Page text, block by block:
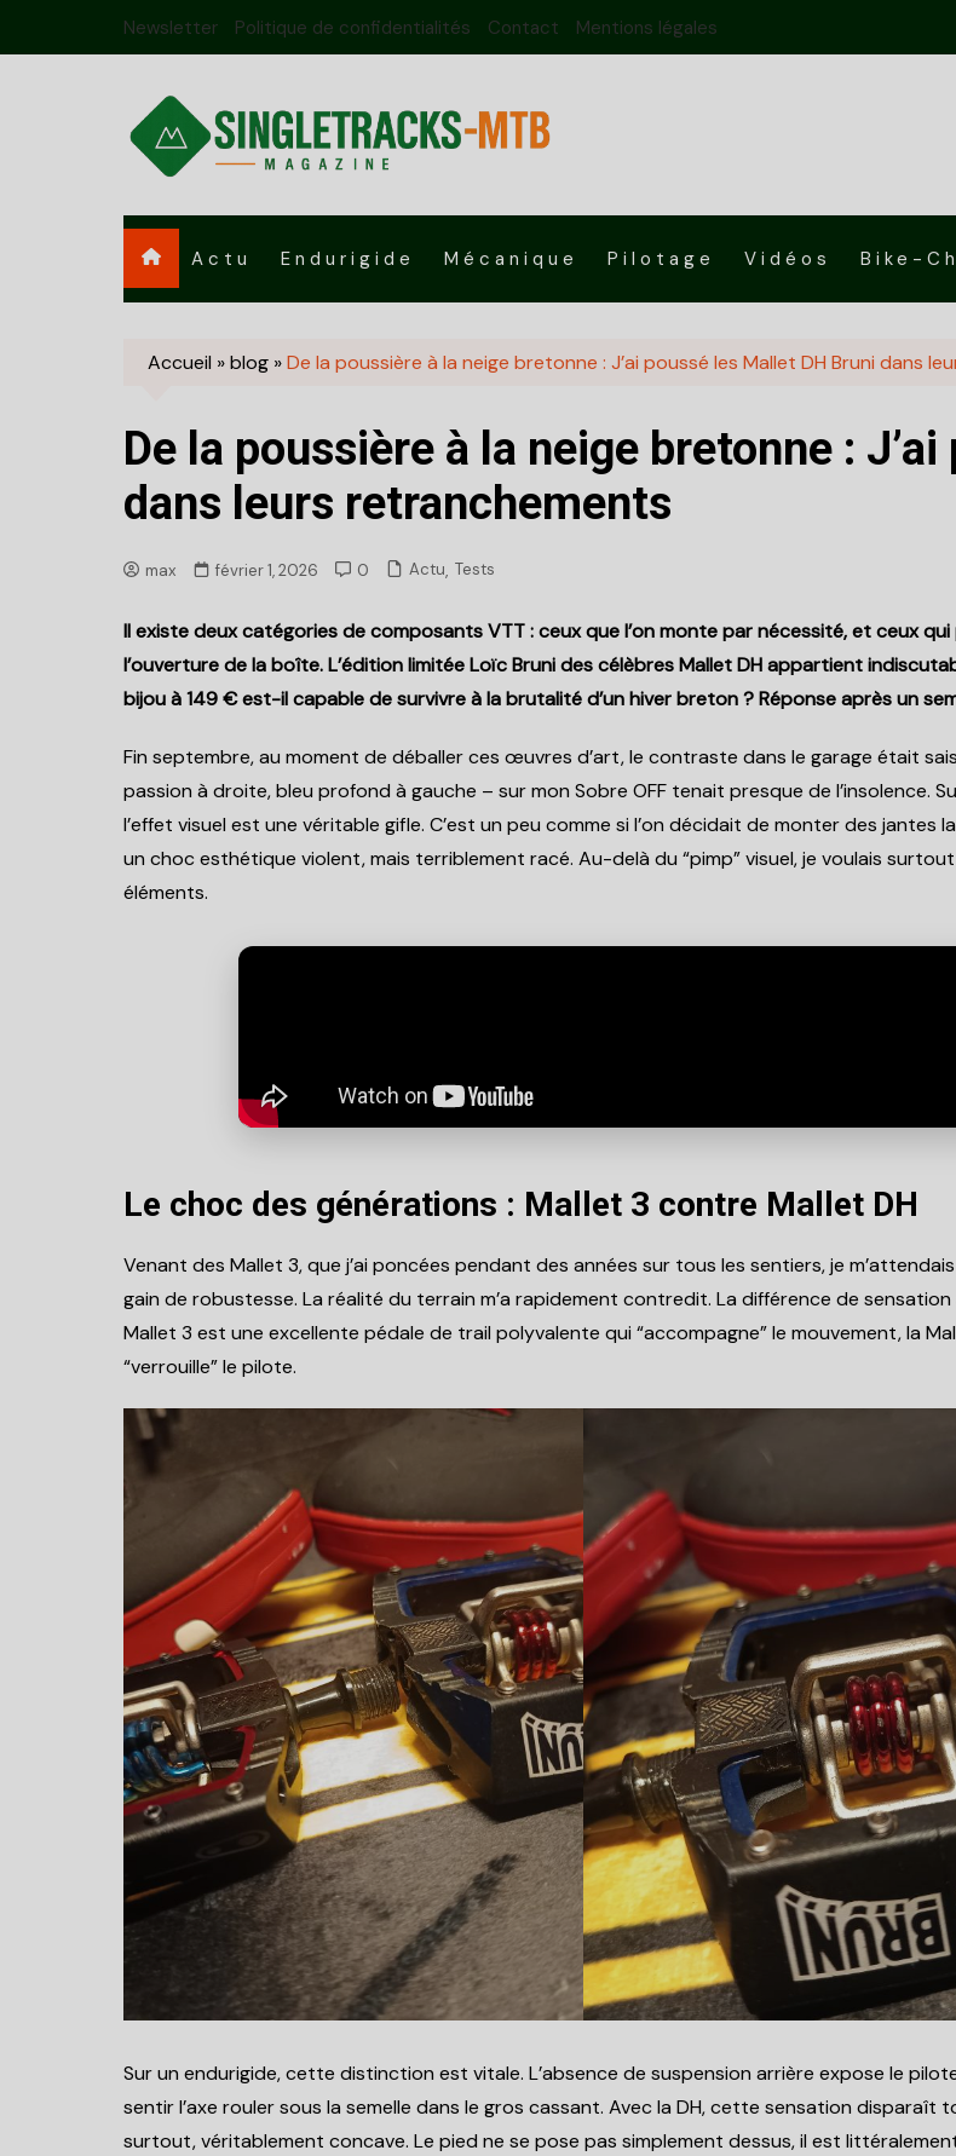
Newsletter Politique de confidentialités Contact Mentions légales
Actu Endurigide Mécanique Pilotage Vidéos Bike-
Accueil »blog »De la poussière à la neige bretonne : J’ai poussé les Mallet DH Bruni dans
De la poussière à la neige bretonne :
dans leurs retranchements
max février 1, 2026 0 Actu, Tests
Il existe deux catégories de composants VTT : ceux que l’on monte par nécessité, et ceux
l’ouverture de la boîte. L’édition limitée Loïc Bruni des célèbres Mallet DH appartient
bijou à 149 € est-il capable de survivre à la brutalité d’un hiver breton ? Réponse après un
Fin septembre, au moment de déballer ces œuvres d’art, le contraste dans le garage était
passion à droite, bleu profond à gauche – sur mon Sobre OFF tenait presque de l’insolence.
l’effet visuel est une véritable gifle. C’est un peu comme si l’on décidait de monter des jantes
un choc esthétique violent, mais terriblement racé. Au-delà du “pimp” visuel, je voulais
éléments.
Le choc des générations : Mallet 3 contre Mallet DH
Venant des Mallet 3, que j’ai poncées pendant des années sur tous les sentiers, je
gain de robustesse. La réalité du terrain m’a rapidement contredit. La différence de
Mallet 3 est une excellente pédale de trail polyvalente qui “accompagne” le mouvement, la
“verrouille” le pilote.
Sur un endurigide, cette distinction est vitale. L’absence de suspension arrière expose le
sentir l’axe rouler sous la semelle dans le gros cassant. Avec la DH, cette sensation
surtout, véritablement concave. Le pied ne se pose pas simplement dessus, il est